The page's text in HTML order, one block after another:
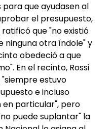
que ayudasen al
el presupuesto,
que "no existió
ninguna otra índole" y
obedeció a que
En el recinto, Rossi
"siempre estuvo
e incluso
en particular", pero
puede suplantar" la